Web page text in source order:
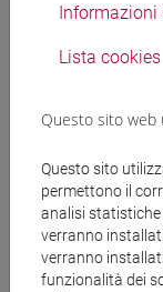
Materiali su
Corsi di
[LT40]
E
percorso
Informazioni
Lista cookies
Questo sito web
Questo sito
permettono il
analisi statistiche
verranno
verranno
funzionalità dei